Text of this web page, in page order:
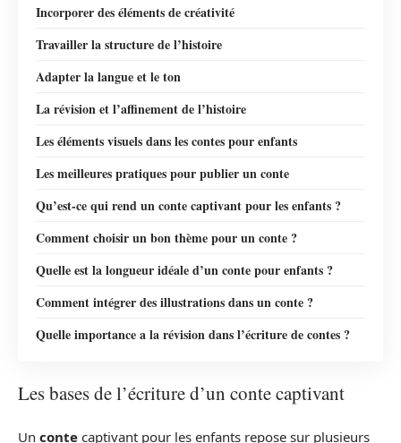
Incorporer des éléments de créativité
Travailler la structure de l’histoire
Adapter la langue et le ton
La révision et l’affinement de l’histoire
Les éléments visuels dans les contes pour enfants
Les meilleures pratiques pour publier un conte
Qu’est-ce qui rend un conte captivant pour les enfants ?
Comment choisir un bon thème pour un conte ?
Quelle est la longueur idéale d’un conte pour enfants ?
Comment intégrer des illustrations dans un conte ?
Quelle importance a la révision dans l’écriture de contes ?
Les bases de l’écriture d’un conte captivant
Un conte captivant pour les enfants repose sur plusieurs